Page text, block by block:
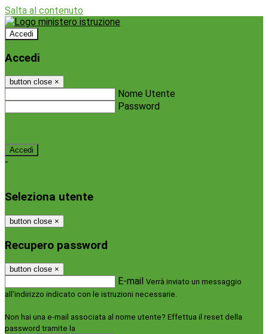
Salta al contenuto
Accedi
Accedi
button close ×
Nome Utente
Password
-
Seleziona utente
button close ×
Recupero password
button close ×
E-mail Verrà inviato un messaggio
all'indirizzo indicato con le istruzioni necessarie.
Non hai una e-mail associata al nome utente? Effettua il reset della
password tramite la